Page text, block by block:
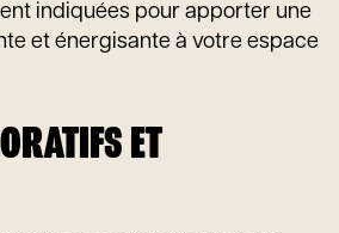
indiquées pour apporter une
et énergisante à votre espace
ET